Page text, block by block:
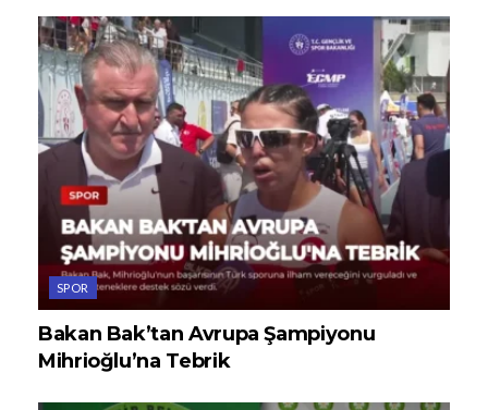
SPOR
Bakan Bak’tan Avrupa Şampiyonu
Mihrioğlu’na Tebrik